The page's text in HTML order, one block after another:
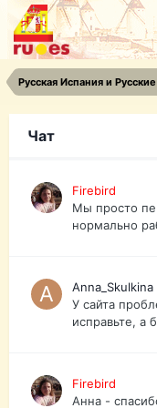
Русская Испания и
Чат
Телеграмм
Firebird
Друзья - из
Firebird
Мы просто
нормально
Anna_Skulkina
У сайта
исправьте, а
Firebird
Анна -